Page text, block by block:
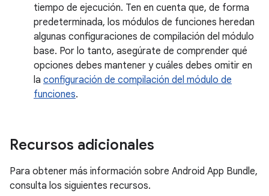
tiempo de ejecución. Ten en cuenta que, de forma
predeterminada, los módulos de funciones heredan
algunas configuraciones de compilación del módulo
base. Por lo tanto, asegúrate de comprender qué
opciones debes mantener y cuáles debes omitir en
la configuración de compilación del módulo de
funciones.
Recursos adicionales
Para obtener más información sobre Android App Bundle,
consulta los siguientes recursos.